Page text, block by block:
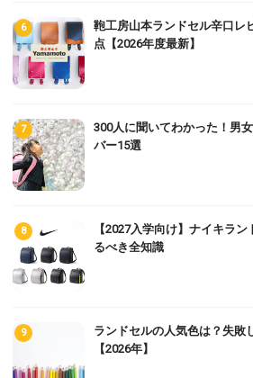
鞄工房山本ランドセル辛口レ
点【2026年度最新】
300人に聞いてわかった！男
バー15選
【2027入学向け】ナイキラ
るべき全知識
ランドセルの人気色は？失敗
【2026年】